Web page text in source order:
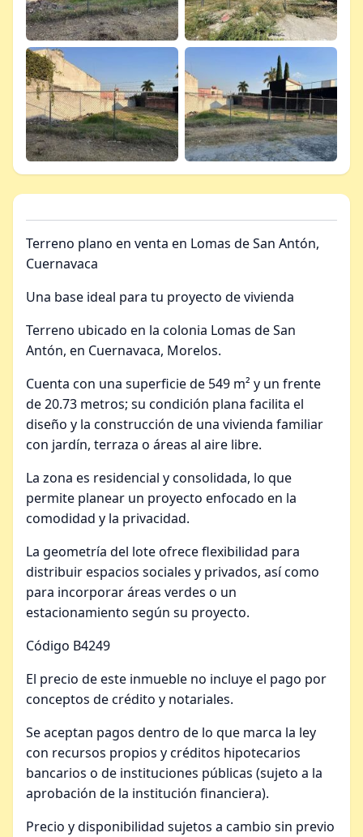
Terreno plano en venta en Lomas de San Antón,
Cuernavaca
Una base ideal para tu proyecto de vivienda
Terreno ubicado en la colonia Lomas de San
Antón, en Cuernavaca, Morelos.
Cuenta con una superficie de 549 m² y un frente
de 20.73 metros; su condición plana facilita el
diseño y la construcción de una vivienda familiar
con jardín, terraza o áreas al aire libre.
La zona es residencial y consolidada, lo que
permite planear un proyecto enfocado en la
comodidad y la privacidad.
La geometría del lote ofrece flexibilidad para
distribuir espacios sociales y privados, así como
para incorporar áreas verdes o un
estacionamiento según su proyecto.
Código B4249
El precio de este inmueble no incluye el pago por
conceptos de crédito y notariales.
Se aceptan pagos dentro de lo que marca la ley
con recursos propios y créditos hipotecarios
bancarios o de instituciones públicas (sujeto a la
aprobación de la institución financiera).
Precio y disponibilidad sujetos a cambio sin previo